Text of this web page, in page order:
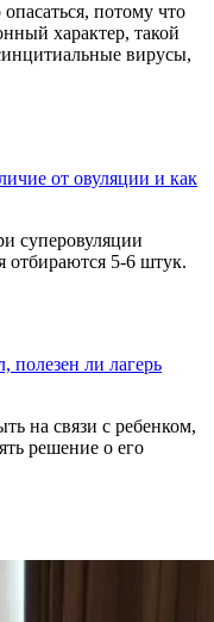
потому что
характер, такой
вирусы,
от овуляции и как
суперовуляции
отбираются 5-6 штук.
полезен ли лагерь
на связи с ребенком,
решение о его